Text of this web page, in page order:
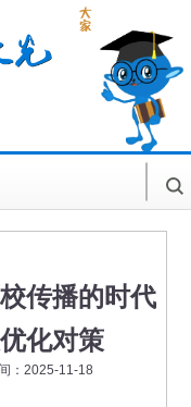
传播的时代
化对策
：2025-11-18